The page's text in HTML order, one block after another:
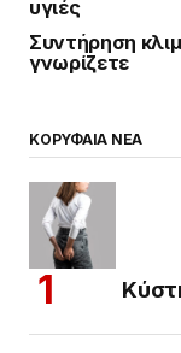
υγιές
Συντήρηση
γνωρίζετε
ΚΟΡΥΦΑΙΑ ΝΕΑ